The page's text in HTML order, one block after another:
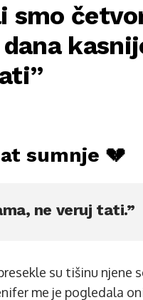
smo
sumnje 💔
ne veruj tati.”
su tišinu njene
me je pogledala